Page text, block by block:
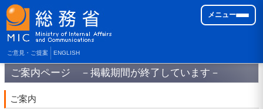
ご意見・ご提案 ENGLISH
メニュー
ご案内ページ －掲載期間が終了しています－
ご案内